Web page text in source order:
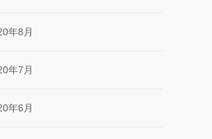
年8月
年7月
年6月